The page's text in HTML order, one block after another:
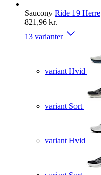
Saucony Ride 19 Herre
821,96 kr.
13 varianter
variant Hvid
variant Sort
variant Hvid